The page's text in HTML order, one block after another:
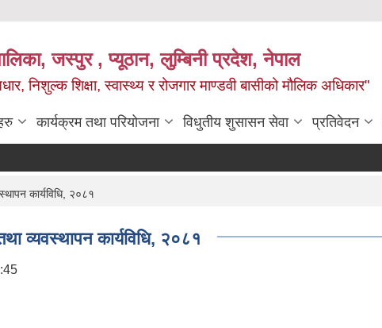
जस्पुर , प्यूठान, लुम्बिनी प्रदेश, नेपाल
निशुल्क शिक्षा, स्वास्थ्य र रोजगार माण्डवी बासीको मौलिक अधिकार"
कार्यक्रम तथा परियोजना विधुतीय शुसासन सेवा प्रतिवेदन
कार्यविधि, २०८१
व्यवस्थापन कार्यविधि, २०८१